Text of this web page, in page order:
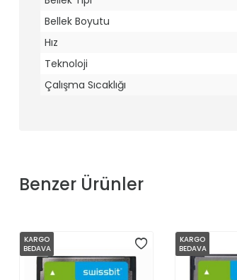
Bellek Boyutu
Hız
Teknoloji
Çalışma Sıcaklığı
Benzer Ürünler
KARGO
BEDAVA
KARGO
BEDAVA